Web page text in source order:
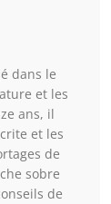
dans le
et les
ans, il
et les
de
sobre
de